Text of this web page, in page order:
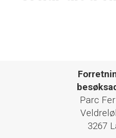
Parc
3267